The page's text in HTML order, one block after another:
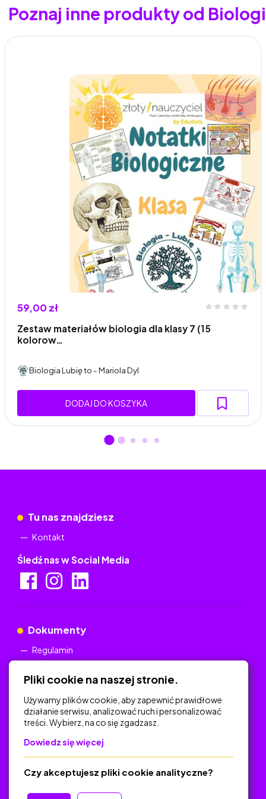
Poznaj inne produkty od
59,00 zł
Zestaw materiałów biologia dla klasy 7 (15
kolorow…
Biologia Lubię to - Mariola Dyl
DODAJ DO KOSZYKA
Tu nas znajdziesz
Kontakt
Śledź nas w Social Media
Dokumenty
Regulamin
Na skróty
Polityka Prywatności
O platformie
Baza materiałów dydaktycznych
Pliki cookie na naszej stronie.
Używamy plików cookie, aby zapewnić prawidłowe
działanie serwisu, analizować ruch i personalizować
treści. Wybierz, na co się zgadzasz.
Dowiedz się więcej
Czy akceptujesz pliki cookie analityczne?